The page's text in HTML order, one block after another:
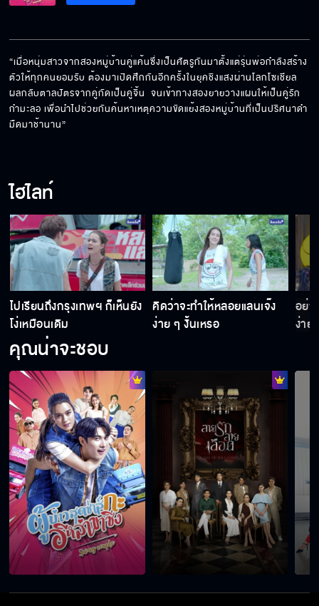
รอ
ในสายตาฉัน แกก็น่ารักขึ้นนะ
พูดก่อนมักได้เป็นผู้นำ พูดทีหลังมักจะเป็นบอส
ลับ
คุยกับวัยรุ่นมันต้องใช้จิตวิทยา
หมู่แจ๊สไม่ต้องไปส่งแล้วดีกว่า
แม่บอกแล้วใช่มั้ยว่าผู้ชายบ้านจางปางมันสารเลว
ใครมันส่งรูปเด็กน้อยใจแตกนอนกอดกันมาให้ดู
“เมื่อหนุ่มสาวจากสองหมู่บ้านคู่แค้นซึ่งเป็นศัตรูกันมาตั้งแต่รุ่นพ่อกำลังสร้าง
ตัวให้ทุกคนยอมรับ ต้องมาเปิดศึกกันอีกครั้งในยุคชิงแสงผ่านโลกโซเชียล
ผลกลับตาลปัตรจากคู่กัดเป็นคู่จิ้น  จนเข้าทางสองยายวางแผนให้เป็นคู่รัก
กำมะลอ เพื่อนำไปช่วยกันค้นหาเหตุความขัดแย้งสองหมู่บ้านที่เป็นปริศนาดำ
มืดมาช้านาน”
ไฮไลท์
ไปเรียนถึงกรุงเทพฯ ก็เห็นยัง
โง่เหมือนเดิม
คิดว่าจะทำให้หลอยแลนเจ๊ง
ง่าย ๆ งั้นเหรอ
อย่า
ง่าย
คุณน่าจะชอบ